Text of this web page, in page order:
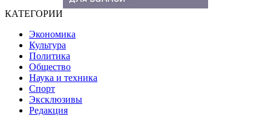
КАТЕГОРИИ
Экономика
Культура
Политика
Общество
Наука и техника
Спорт
Эксклюзивы
Редакция